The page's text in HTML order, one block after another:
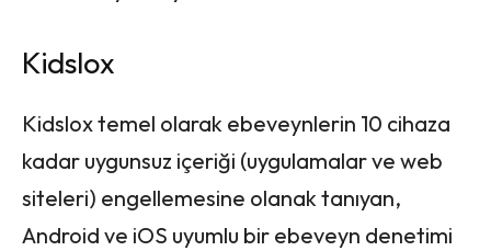
Kidslox
Kidslox temel olarak ebeveynlerin 10 cihaza
kadar uygunsuz içeriği (uygulamalar ve web
siteleri) engellemesine olanak tanıyan,
Android ve iOS uyumlu bir ebeveyn denetimi